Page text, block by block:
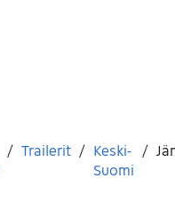
/ Trailerit / Keski-
Suomi
/